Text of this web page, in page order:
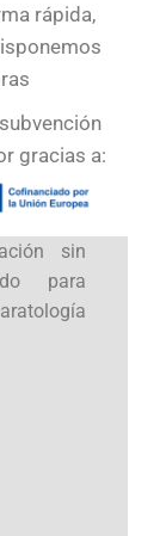
rápida,
gracias a:
sin
para